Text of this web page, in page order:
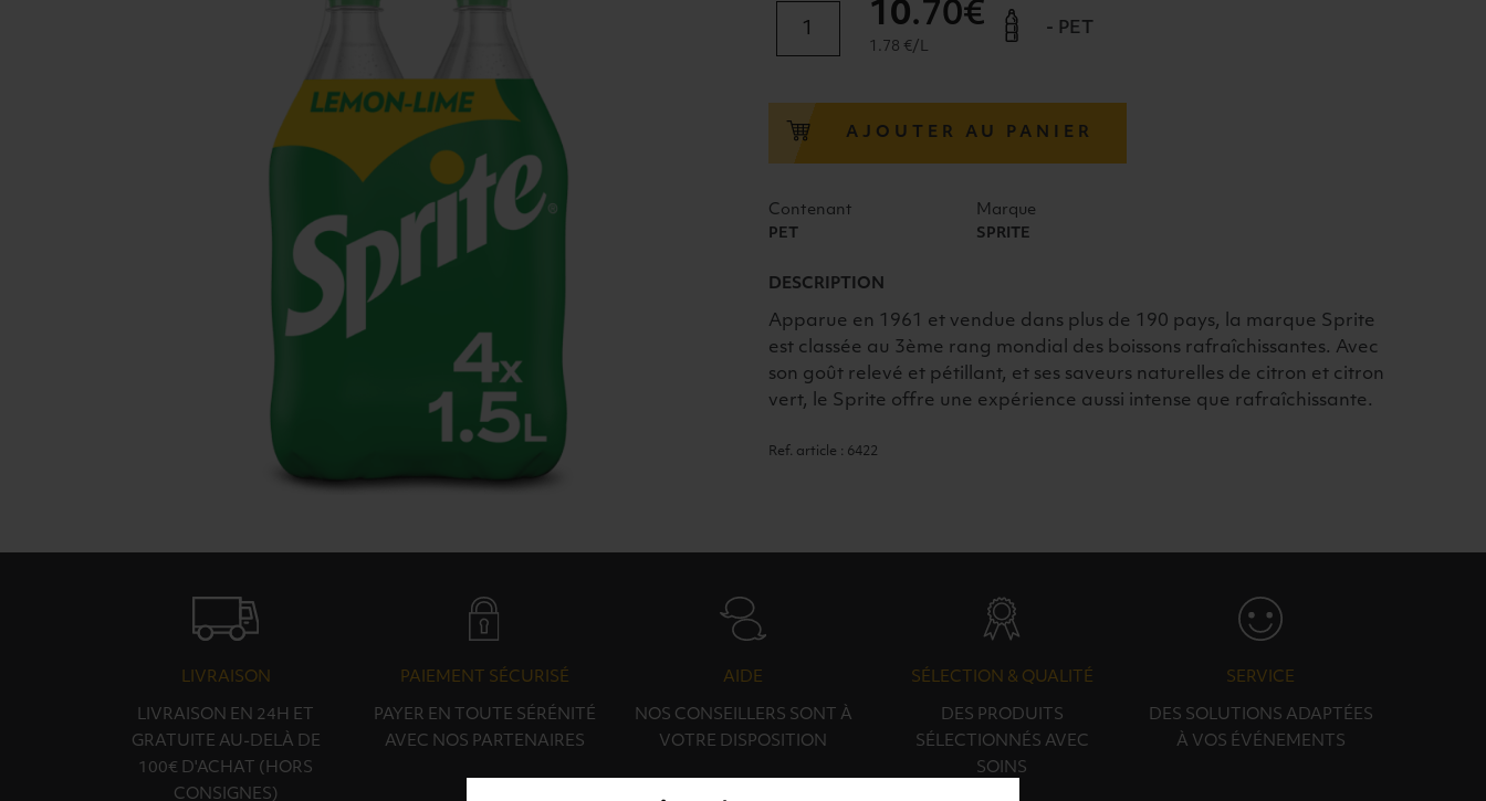
4X1,5L
10.70€
1.78 €/L
- PET
AJOUTER AU PANIER
Contenant
PET
Marque
SPRITE
DESCRIPTION
Apparue en 1961 et vendue dans plus de 190 pays, la marque Sprite
est classée au 3ème rang mondial des boissons rafraîchissantes. Avec
son goût relevé et pétillant, et ses saveurs naturelles de citron et citron
vert, le Sprite offre une expérience aussi intense que rafraîchissante.
Ref. article : 6422
LIVRAISON
LIVRAISON EN 24H ET
GRATUITE AU-DELÀ DE
100€ D'ACHAT (HORS
CONSIGNES)
PAIEMENT SÉCURISÉ
PAYER EN TOUTE SÉRÉNITÉ
AVEC NOS PARTENAIRES
AIDE
NOS CONSEILLERS SONT À
VOTRE DISPOSITION
SÉLECTION & QUALITÉ
DES PRODUITS
SÉLECTIONNÉS AVEC
SOINS
SERVICE
DES SOLUTIONS ADAPTÉES
À VOS ÉVÉNEMENTS